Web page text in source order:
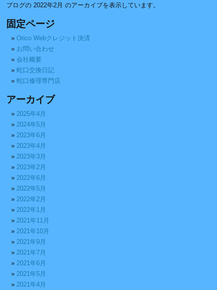
ブログの 2022年2月 のアーカイブを表示しています。
固定ページ
Orico Webクレジット決済
お問い合わせ
会社概要
蛇口交換日記
蛇口修理専門店
アーカイブ
2025年4月
2024年5月
2023年6月
2023年4月
2023年3月
2023年2月
2022年6月
2022年5月
2022年2月
2022年1月
2021年11月
2021年10月
2021年9月
2021年7月
2021年6月
2021年5月
2021年4月